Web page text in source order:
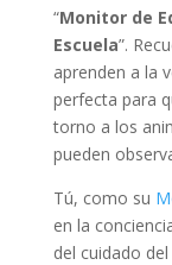
“Monitor de
Escuela”.
aprenden a la
perfecta para
torno a los
pueden
Tú, como su
en la
del cuidado del